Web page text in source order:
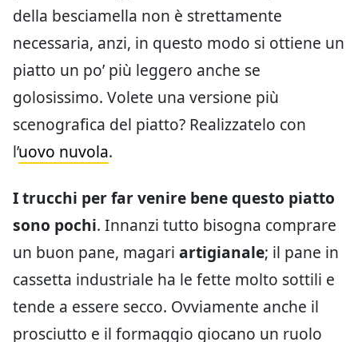
della besciamella non è strettamente
necessaria, anzi, in questo modo si ottiene un
piatto un po’ più leggero anche se
golosissimo. Volete una versione più
scenografica del piatto? Realizzatelo con
l’uovo nuvola.
I trucchi per far venire bene questo piatto
sono pochi. Innanzi tutto bisogna comprare
un buon pane, magari artigianale; il pane in
cassetta industriale ha le fette molto sottili e
tende a essere secco. Ovviamente anche il
prosciutto e il formaggio giocano un ruolo